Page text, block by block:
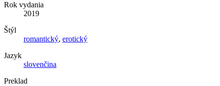
Rok vydania
2019
Štýl
romantický, erotický
Jazyk
slovenčina
Preklad